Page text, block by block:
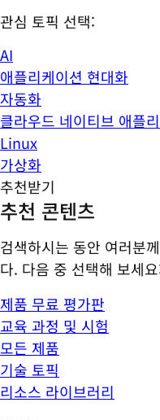
관심 토픽 선택:
AI
애플리케이션 현대화
자동화
클라우드 네이티브 애플
Linux
가상화
추천받기
추천 콘텐츠
검색하시는 동안 여러분
다. 다음 중 선택해 보세
제품 무료 평가판
교육 과정 및 시험
모든 제품
기술 토픽
리소스 라이브러리